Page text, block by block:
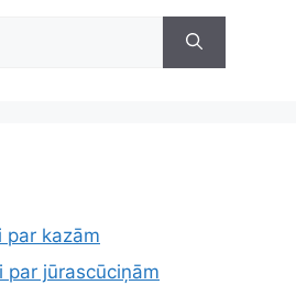
kazām
jūrascūciņām